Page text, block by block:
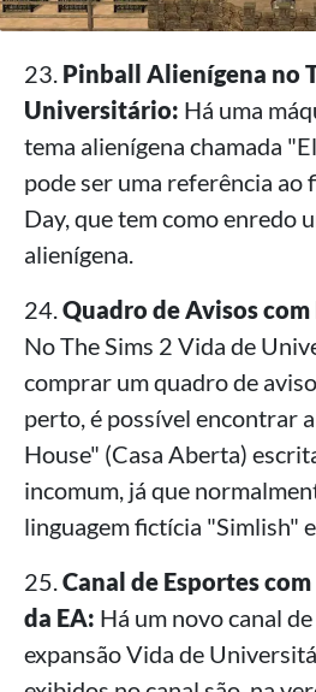
23. Pinball Alienígena no
Universitário: Há uma
tema alienígena chamada
pode ser uma referência ao
Day, que tem como enredo
alienígena.
24. Quadro de Avisos com
No The Sims 2 Vida de
comprar um quadro de
perto, é possível encontrar
House" (Casa Aberta)
incomum, já que
linguagem fictícia "Simlish"
25. Canal de Esportes
da EA: Há um novo canal
expansão Vida de